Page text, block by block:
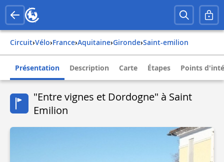
Circuit› Vélo› france› aquitaine› gironde› saint-emilion
Présentation Description Carte Étapes Points
"Entre vignes et Dordogne" à Saint
Emilion